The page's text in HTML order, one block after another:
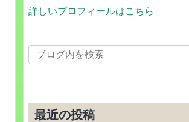
詳しいプロフィールはこちら
最近の投稿